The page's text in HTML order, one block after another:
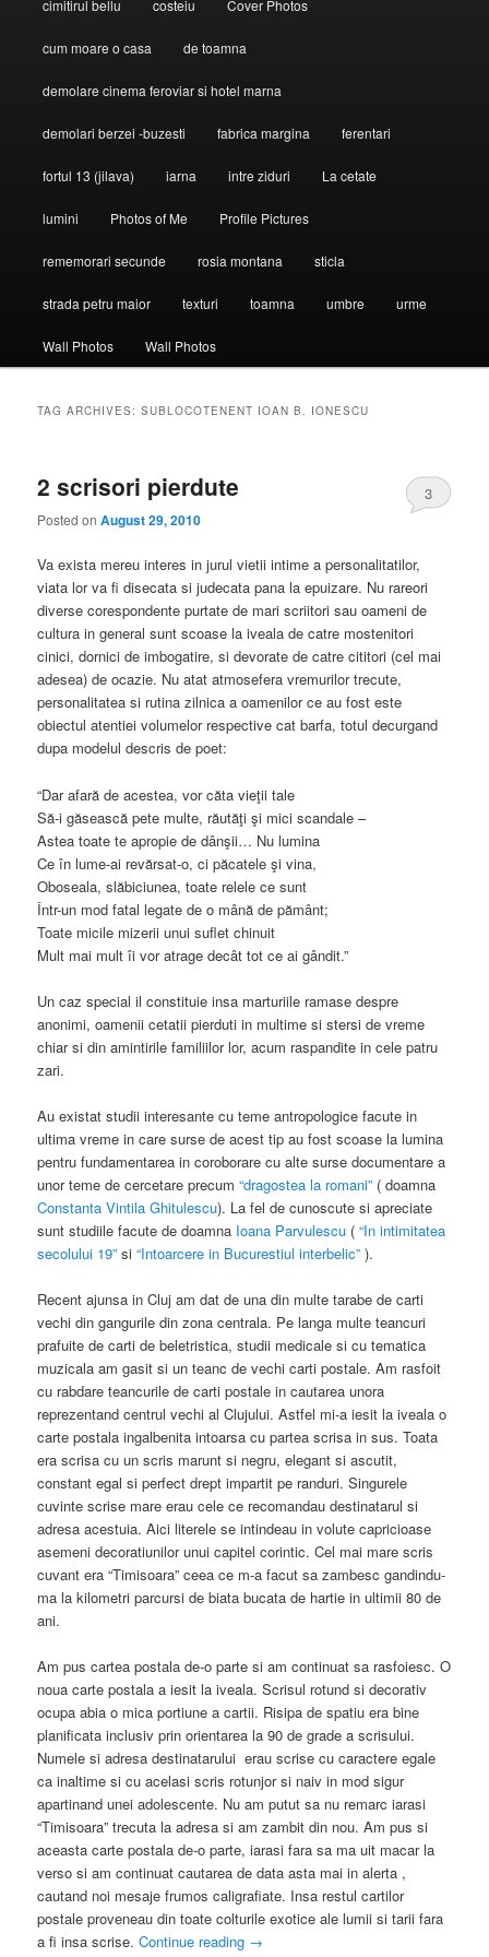
cimitirul bellu costeiu Cover Photos
cum moare o casa de toamna
demolare cinema feroviar si hotel marna
demolari berzei -buzesti fabrica margina ferentari
fortul 13 (jilava) iarna intre ziduri La cetate
lumini Photos of Me Profile Pictures
rememorari secunde rosia montana sticla
strada petru maior texturi toamna umbre urme
Wall Photos Wall Photos
TAG ARCHIVES:SUBLOCOTENENT IOAN B. IONESCU
2 scrisori pierdute
Posted onAugust 29, 2010
3
Va exista mereu interes in jurul vietii intime a personalitatilor,
viata lor va fi disecata si judecata pana la epuizare. Nu rareori
diverse corespondente purtate de mari scriitori sau oameni de
cultura in general sunt scoase la iveala de catre mostenitori
cinici, dornici de imbogatire, si devorate de catre cititori (cel mai
adesea) de ocazie. Nu atat atmosefera vremurilor trecute,
personalitatea si rutina zilnica a oamenilor ce au fost este
obiectul atentiei volumelor respective cat barfa, totul decurgand
dupa modelul descris de poet:
“Dar afară de acestea, vor căta vieţii tale
Să-i găsească pete multe, răutăţi şi mici scandale –
Astea toate te apropie de dânşii… Nu lumina
Ce în lume-ai revărsat-o, ci păcatele şi vina,
Oboseala, slăbiciunea, toate relele ce sunt
Într-un mod fatal legate de o mână de pământ;
Toate micile mizerii unui suflet chinuit
Mult mai mult îi vor atrage decât tot ce ai gândit.”
Un caz special il constituie insa marturiile ramase despre
anonimi, oamenii cetatii pierduti in multime si stersi de vreme
chiar si din amintirile familiilor lor, acum raspandite in cele patru
zari.
Au existat studii interesante cu teme antropologice facute in
ultima vreme in care surse de acest tip au fost scoase la lumina
pentru fundamentarea in coroborare cu alte surse documentare a
unor teme de cercetare precum“dragostea la romani” ( doamna
Constanta Vintila Ghitulescu). La fel de cunoscute si apreciate
sunt studiile facute de doamna Ioana Parvulescu ( “In intimitatea
secolului 19” si“Intoarcere in Bucurestiul interbelic” ).
Recent ajunsa in Cluj am dat de una din multe tarabe de carti
vechi din gangurile din zona centrala. Pe langa multe teancuri
prafuite de carti de beletristica, studii medicale si cu tematica
muzicala am gasit si un teanc de vechi carti postale. Am rasfoit
cu rabdare teancurile de carti postale in cautarea unora
reprezentand centrul vechi al Clujului. Astfel mi-a iesit la iveala o
carte postala ingalbenita intoarsa cu partea scrisa in sus. Toata
era scrisa cu un scris marunt si negru, elegant si ascutit,
constant egal si perfect drept impartit pe randuri. Singurele
cuvinte scrise mare erau cele ce recomandau destinatarul si
adresa acestuia. Aici literele se intindeau in volute capricioase
asemeni decoratiunilor unui capitel corintic. Cel mai mare scris
cuvant era “Timisoara” ceea ce m-a facut sa zambesc gandindu-
ma la kilometri parcursi de biata bucata de hartie in ultimii 80 de
ani.
Am pus cartea postala de-o parte si am continuat sa rasfoiesc. O
noua carte postala a iesit la iveala. Scrisul rotund si decorativ
ocupa abia o mica portiune a cartii. Risipa de spatiu era bine
planificata inclusiv prin orientarea la 90 de grade a scrisului.
Numele si adresa destinatarului erau scrise cu caractere egale
ca inaltime si cu acelasi scris rotunjor si naiv in mod sigur
apartinand unei adolescente. Nu am putut sa nu remarc iarasi
“Timisoara” trecuta la adresa si am zambit din nou. Am pus si
aceasta carte postala de-o parte, iarasi fara sa ma uit macar la
verso si am continuat cautarea de data asta mai in alerta ,
cautand noi mesaje frumos caligrafiate. Insa restul cartilor
postale proveneau din toate colturile exotice ale lumii si tarii fara
a fi insa scrise.Continue reading →